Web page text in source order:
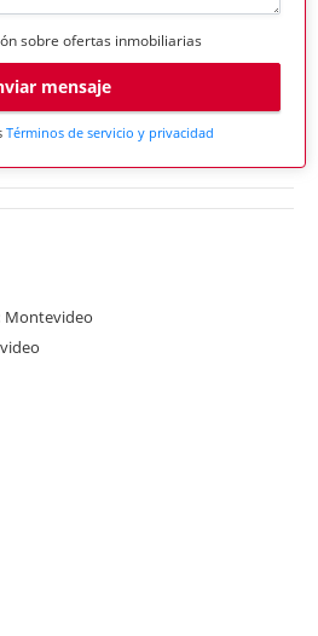
sobre ofertas inmobiliarias
mensaje
Términos de servicio y privacidad
Montevideo